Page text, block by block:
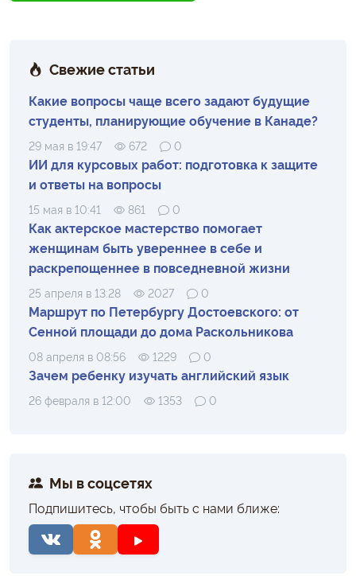
Свежие статьи
Какие вопросы чаще всего задают будущие
студенты, планирующие обучение в Канаде?
29 мая в 19:47 672 0
ИИ для курсовых работ: подготовка к защите
и ответы на вопросы
15 мая в 10:41 861 0
Как актерское мастерство помогает
женщинам быть увереннее в себе и
раскрепощеннее в повседневной жизни
25 апреля в 13:28 2027 0
Маршрут по Петербургу Достоевского: от
Сенной площади до дома Раскольникова
08 апреля в 08:56 1229 0
Зачем ребенку изучать английский язык
26 февраля в 12:00 1353 0
Мы в соцсетях
Подпишитесь, чтобы быть с нами ближе: